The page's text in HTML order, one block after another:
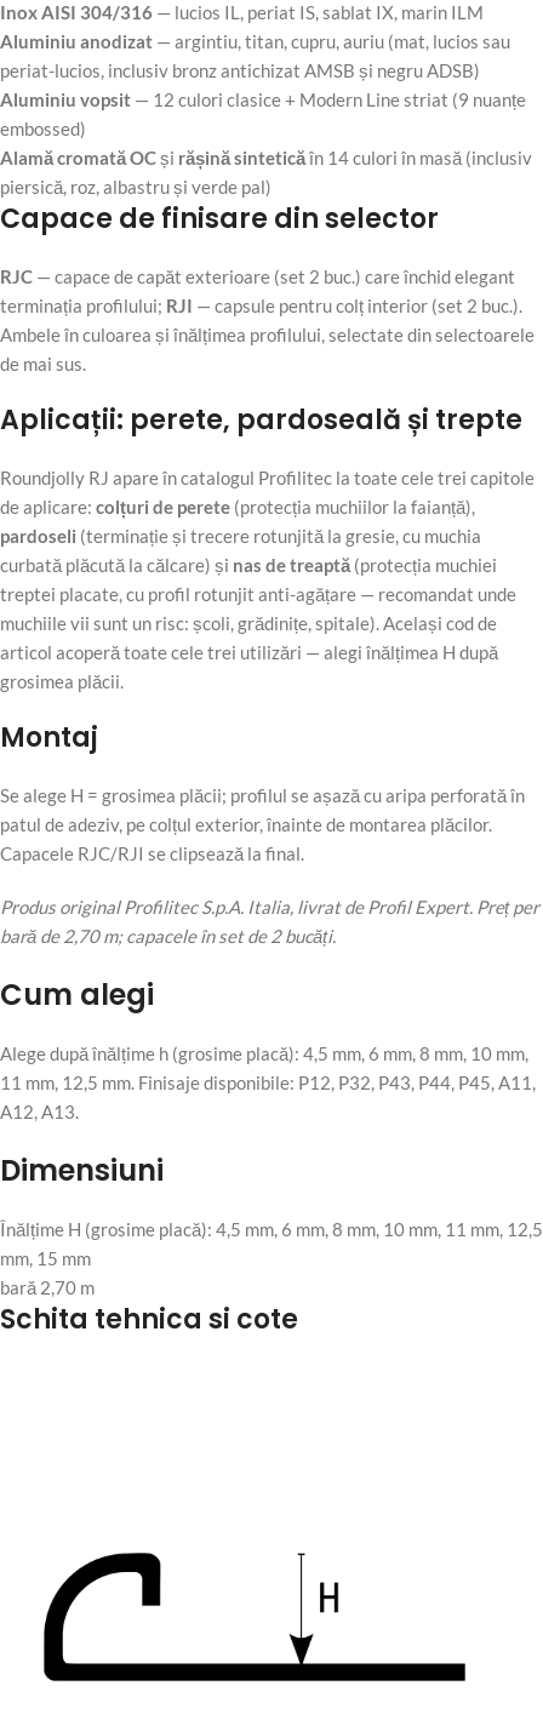
Inox AISI 304/316 — lucios IL, periat IS, sablat IX, marin ILM
Aluminiu anodizat — argintiu, titan, cupru, auriu (mat, lucios sau
periat-lucios, inclusiv bronz antichizat AMSB și negru ADSB)
Aluminiu vopsit — 12 culori clasice + Modern Line striat (9 nuanțe
embossed)
Alamă cromată OCși rășină sinteticăîn 14 culori în masă (inclusiv
piersică, roz, albastru și verde pal)
Capace de finisare din selector
RJC — capace de capăt exterioare (set 2 buc.) care închid elegant
terminația profilului; RJI — capsule pentru colț interior (set 2 buc.).
Ambele în culoarea și înălțimea profilului, selectate din selectoarele
de mai sus.
Aplicații: perete, pardoseală și trepte
Roundjolly RJ apare în catalogul Profilitec la toate cele trei capitole
de aplicare: colțuri de perete (protecția muchiilor la faianță),
pardoseli (terminație și trecere rotunjită la gresie, cu muchia
curbată plăcută la călcare) și nas de treaptă (protecția muchiei
treptei placate, cu profil rotunjit anti-agățare — recomandat unde
muchiile vii sunt un risc: școli, grădinițe, spitale). Același cod de
articol acoperă toate cele trei utilizări — alegi înălțimea H după
grosimea plăcii.
Montaj
Se alege H = grosimea plăcii; profilul se așază cu aripa perforată în
patul de adeziv, pe colțul exterior, înainte de montarea plăcilor.
Capacele RJC/RJI se clipsează la final.
Produs original Profilitec S.p.A. Italia, livrat de Profil Expert. Preț per
bară de 2,70 m; capacele în set de 2 bucăți.
Cum alegi
Alege după înălțime h (grosime placă): 4,5 mm, 6 mm, 8 mm, 10 mm,
11 mm, 12,5 mm. Finisaje disponibile: P12, P32, P43, P44, P45, A11,
A12, A13.
Dimensiuni
Înălțime H (grosime placă): 4,5 mm, 6 mm, 8 mm, 10 mm, 11 mm, 12,5
mm, 15 mm
bară 2,70 m
Schita tehnica si cote